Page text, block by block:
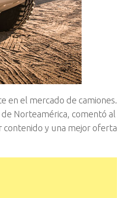
en el mercado de camiones.
Norteamérica, comentó al
contenido y una mejor oferta